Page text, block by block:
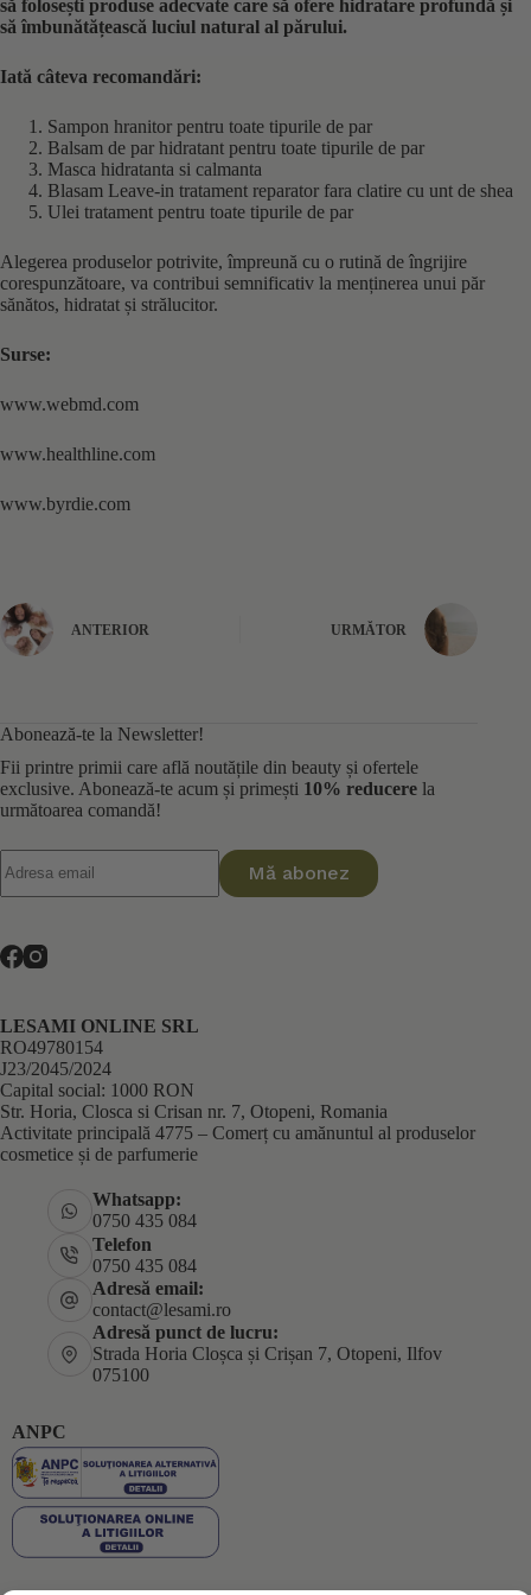
să folosești produse adecvate care să ofere hidratare profundă și
să îmbunătățească luciul natural al părului.
Iată câteva recomandări:
Sampon hranitor pentru toate tipurile de par
Balsam de par hidratant pentru toate tipurile de par
Masca hidratanta si calmanta
Blasam Leave-in tratament reparator fara clatire cu unt de shea
Ulei tratament pentru toate tipurile de par
Alegerea produselor potrivite, împreună cu o rutină de îngrijire
corespunzătoare, va contribui semnificativ la menținerea unui păr
sănătos, hidratat și strălucitor.
Surse:
www.webmd.com
www.healthline.com
www.byrdie.com
ANTERIOR URMĂTOR
Abonează-te la Newsletter!
Fii printre primii care află noutățile din beauty și ofertele
exclusive. Abonează-te acum și primești 10% reducere la
următoarea comandă!
Mă abonez
LESAMI ONLINE SRL
RO49780154
J23/2045/2024
Capital social: 1000 RON
Str. Horia, Closca si Crisan nr. 7, Otopeni, Romania
Activitate principală 4775 – Comerț cu amănuntul al produselor
cosmetice și de parfumerie
Whatsapp:
0750 435 084
Telefon
0750 435 084
Adresă email:
contact@lesami.ro
Adresă punct de lucru:
Strada Horia Cloșca și Crișan 7, Otopeni, Ilfov
075100
ANPC